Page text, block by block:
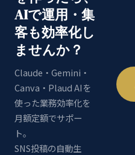
AIで運用・集
客も効率化し
ませんか？
Claude・Gemini・
Canva・Plaud AIを
使った業務効率化を
月額定額でサポー
ト。
SNS投稿の自動生